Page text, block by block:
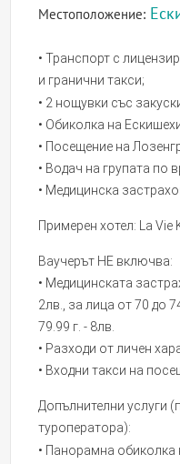
Местоположение:
• Транспорт с
и гранични такси;
• 2 нощувки със
• Обиколка на
• Посещение на
• Водач на групата по
• Медицинска
Примерен хотел: La Vie
Ваучерът НЕ включва:
• Медицинската
2лв., за лица от 70 до
79.99 г. - 8лв.
• Разходи от личен
• Входни такси на
Допълнителни услуги
туроператора):
• Панорамна обиколка